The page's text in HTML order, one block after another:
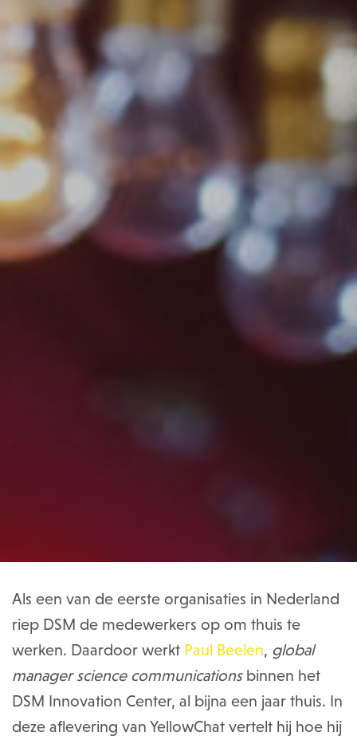
Als een van de eerste organisaties in Nederland
riep DSM de medewerkers op om thuis te
werken. Daardoor werkt Paul Beelen, global
manager science communicationsbinnen het
DSM Innovation Center, al bijna een jaar thuis. In
deze aflevering van YellowChat vertelt hij hoe hij